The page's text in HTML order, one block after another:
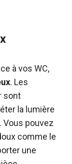
à vos WC,
. Les
sont
la lumière
Vous pouvez
comme le
une